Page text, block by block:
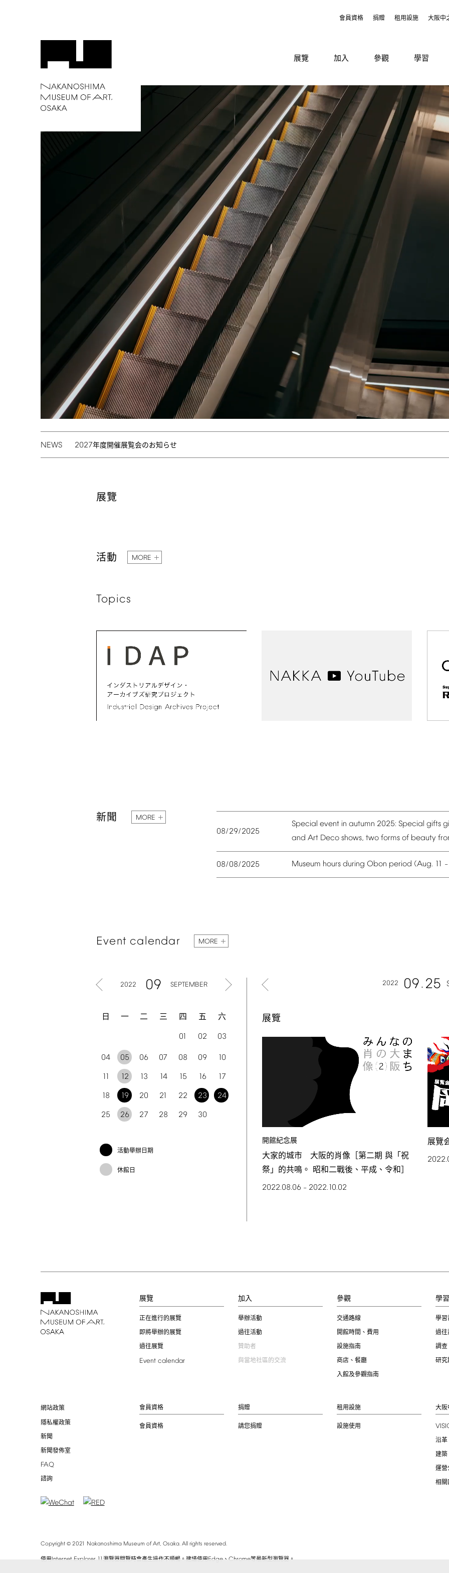
會員資格 捐贈 租用設施 大阪中
展覽 加入 參觀 學習
NEWS 2027年度開催展覧会のお知らせ
展覽
活動 MORE
Topics
新聞 MORE
08/29/2025
Special event in autumn 2025: Special gifts
and Art Deco shows, two forms of beauty
08/08/2025 Museum hours during Obon period (Aug. 11
Event calendar MORE
2022 09 SEPTEMBER
日 一 二 三 四 五 六
01 02 03
04 05 06 07 08 09 10
11 12 13 14 15 16 17
18 19 20 21 22 23 24
25 26 27 28 29 30
活動舉辦日期
休館日
2022 09 25
展覽
開館紀念展
大家的城市 大阪的肖像［第二期 與「祝
祭」的共鳴。 昭和二戰後、平成、令和］
2022.08.06 – 2022.10.02
展覽
展覽
正在進行的展覽
即將舉辦的展覽
過往展覽
Event calendar
加入
舉辦活動
過往活動
贊助者
與當地社區的交流
參觀
交通路線
開館時間、費用
設施指南
商店、餐廳
入館及參觀指南
學習
學習
過往
調查
研究
網站政策
隱私權政策
新聞
新聞發佈室
FAQ
諮詢
會員資格
會員資格
捐贈
請您捐贈
租用設施
設施使用
大阪
沿革
建築
運營
相關
Copyright© 2021 Nakanoshima Museum of Art, Osaka. All rights reserved.
使用Internet Explorer 11 瀏覽器閱覽時會產生操作不順暢。建議使用Edge、 Chrome等最新型瀏覽器。